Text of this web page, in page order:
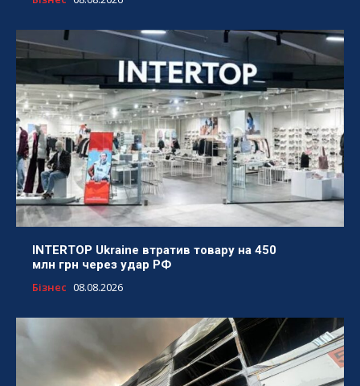
INTERTOP Ukraine втратив товару на 450
млн грн через удар РФ
Бізнес 08.08.2026